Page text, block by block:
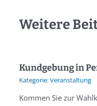
Weitere
Kundgebung in
Veranstaltung
Kommen Sie zur